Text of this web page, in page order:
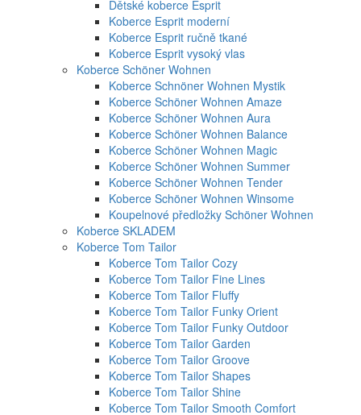
Dětské koberce Esprit
Koberce Esprit moderní
Koberce Esprit ručně tkané
Koberce Esprit vysoký vlas
Koberce Schöner Wohnen
Koberce Schnöner Wohnen Mystik
Koberce Schöner Wohnen Amaze
Koberce Schöner Wohnen Aura
Koberce Schöner Wohnen Balance
Koberce Schöner Wohnen Magic
Koberce Schöner Wohnen Summer
Koberce Schöner Wohnen Tender
Koberce Schöner Wohnen Winsome
Koupelnové předložky Schöner Wohnen
Koberce SKLADEM
Koberce Tom Tailor
Koberce Tom Tailor Cozy
Koberce Tom Tailor Fine Lines
Koberce Tom Tailor Fluffy
Koberce Tom Tailor Funky Orient
Koberce Tom Tailor Funky Outdoor
Koberce Tom Tailor Garden
Koberce Tom Tailor Groove
Koberce Tom Tailor Shapes
Koberce Tom Tailor Shine
Koberce Tom Tailor Smooth Comfort